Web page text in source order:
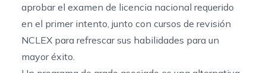
aprobar el examen de licencia nacional requerido
en el primer intento, junto con cursos de revisión
NCLEX para refrescar sus habilidades para un
mayor éxito.